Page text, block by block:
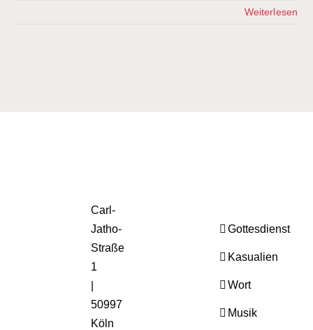
Weiterlesen
Carl-
Jatho-
Straße
1
50997
Köln
Gottesdienst
Kasualien
Wort
Musik